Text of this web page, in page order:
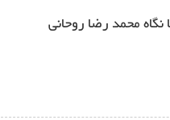
محمد رضا روحانی